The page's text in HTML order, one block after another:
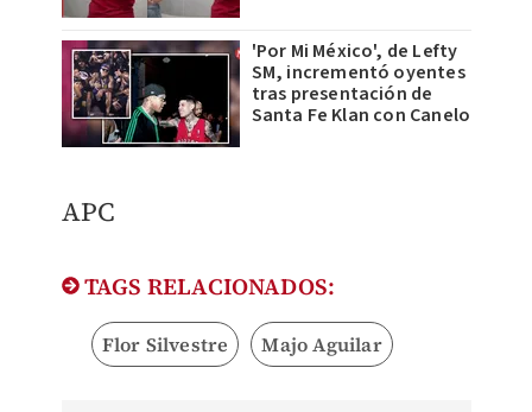
'Por Mi México', de Lefty
SM, incrementó oyentes
tras presentación de
Santa Fe Klan con Canelo
APC
TAGS RELACIONADOS:
Flor Silvestre Majo Aguilar